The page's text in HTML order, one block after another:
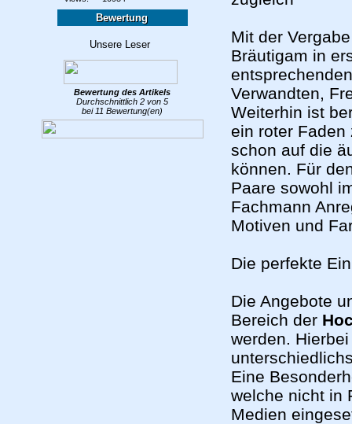
Bewertung
Bewertung des Artikels
Durchschnittlich 2 von 5
bei 11 Bewertung(en)
Mit der
Bräutigam in
Verwandten,
Weiterhin ist
ein roter
schon auf die
können. Für
Paare sowohl
Fachmann
Motiven und
Die perfekte
Die Angebote
Bereich der
werden.
Eine
welche nicht in
Medien